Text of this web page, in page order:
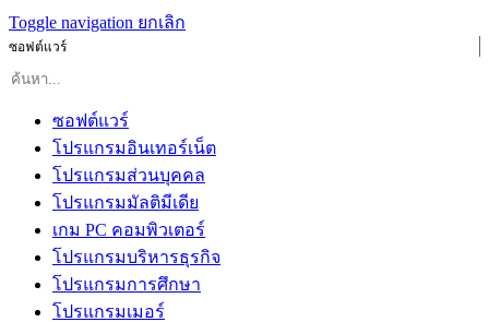
Toggle navigation ยกเลิก
ซอฟต์แวร์
ซอฟต์แวร์
โปรแกรมอินเทอร์เน็ต
โปรแกรมส่วนบุคคล
โปรแกรมมัลติมีเดีย
เกม PC คอมพิวเตอร์
โปรแกรมบริหารธุรกิจ
โปรแกรมการศึกษา
โปรแกรมเมอร์